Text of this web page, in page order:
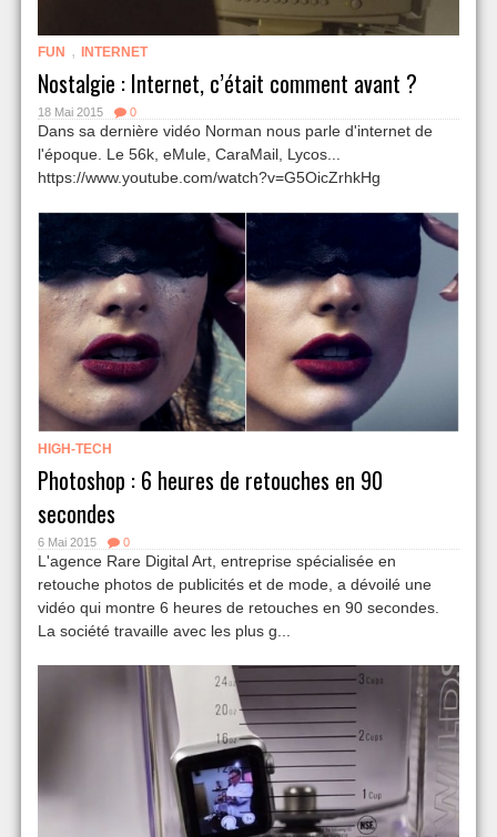
FUN , INTERNET
Nostalgie : Internet, c’était comment avant ?
18 Mai 2015 0
Dans sa dernière vidéo Norman nous parle d'internet de
l'époque. Le 56k, eMule, CaraMail, Lycos...
https://www.youtube.com/watch?v=G5OicZrhkHg
HIGH-TECH
Photoshop : 6 heures de retouches en 90
secondes
6 Mai 2015 0
L'agence Rare Digital Art, entreprise spécialisée en
retouche photos de publicités et de mode, a dévoilé une
vidéo qui montre 6 heures de retouches en 90 secondes.
La société travaille avec les plus g...